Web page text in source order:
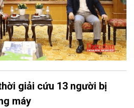
giải cứu 13 người bị
máy